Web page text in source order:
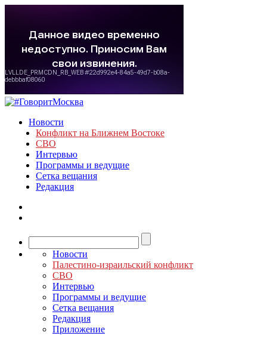
Новости
Конфликт на Ближнем Востоке
СВО
Интервью
Программы и ведущие
Сетка вещания
Редакция
Новости
Палестино-израильский конфликт
СВО
Интервью
Программы и ведущие
Сетка вещания
Редакция
Приложение